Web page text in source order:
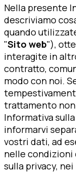
Nella presente
descriviamo
quando
"Sito web"),
interagite in
contratto,
modo con noi.
trattamento
Informativa
informarvi
vostri dati, ad
nelle
sulla privacy,